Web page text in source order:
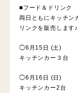
■フード＆ドリンク
両日ともにキッチン
リンクを販売します♪
◯6月15日 (土)
キッチンカー３台
◯6月16日 (日)
キッチンカー2台